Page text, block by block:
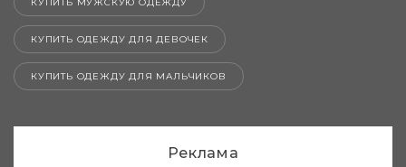
КУПИТЬ ОДЕЖДУ ДЛЯ ДЕВОЧЕК
КУПИТЬ ОДЕЖДУ ДЛЯ МАЛЬЧИКОВ
Реклама